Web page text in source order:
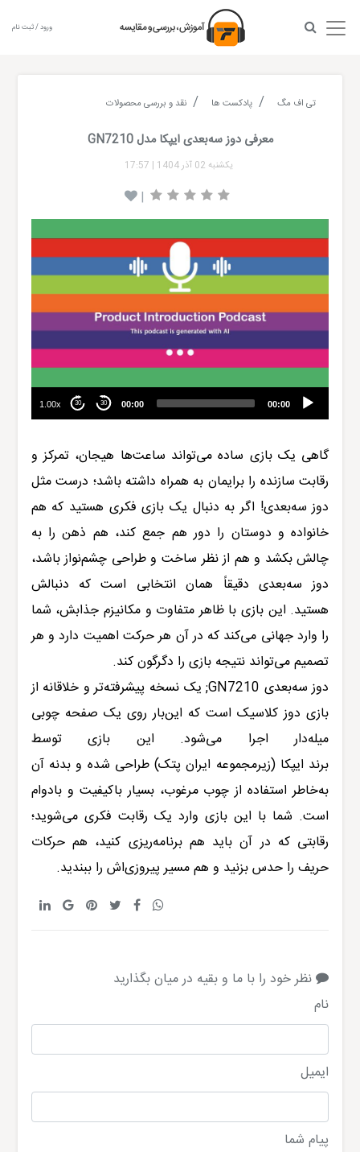
ورود / ثبت نام
تی اف مگ پادکست ها نقد و بررسی محصولات
معرفی دوز سه‌بعدی ایپکا مدل GN7210
یکشنبه 02 آذر 1404 |
17:57
|
00:00
00:00
30
30
1.00x
گاهی یک بازی ساده می‌تواند ساعت‌ها هیجان، تمرکز و
رقابت سازنده را برایمان به همراه داشته باشد؛ درست مثل
دوز سه‌بعدی! اگر به دنبال یک بازی فکری هستید که هم
خانواده و دوستان را دور هم جمع کند، هم ذهن را به
چالش بکشد و هم از نظر ساخت و طراحی چشم‌نواز باشد،
دوز سه‌بعدی دقیقاً همان انتخابی است که دنبالش
هستید. این بازی با ظاهر متفاوت و مکانیزم جذابش، شما
را وارد جهانی می‌کند که در آن هر حرکت اهمیت دارد و هر
تصمیم می‌تواند نتیجه بازی را دگرگون کند.
دوز سه‌بعدی GN7210; یک نسخه پیشرفته‌تر و خلاقانه از
بازی دوز کلاسیک است که این‌بار روی یک صفحه چوبی
میله‌دار اجرا می‌شود. این بازی توسط
برند ایپکا (زیرمجموعه ایران پتک) طراحی شده و بدنه آن
به‌خاطر استفاده از چوب مرغوب، بسیار با‌کیفیت و بادوام
است. شما با این بازی وارد یک رقابت فکری می‌شوید؛
رقابتی که در آن باید هم برنامه‌ریزی کنید، هم حرکات
حریف را حدس بزنید و هم مسیر پیروزی‌اش را ببندید.
نظر خود را با ما و بقیه در میان بگذارید
نام
ایمیل
پیام شما